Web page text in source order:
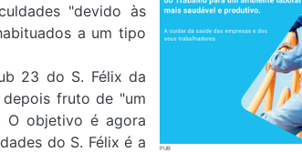
"devido às
a um tipo
23 do S. Félix da
fruto de "um
O objetivo é agora
do S. Félix é a